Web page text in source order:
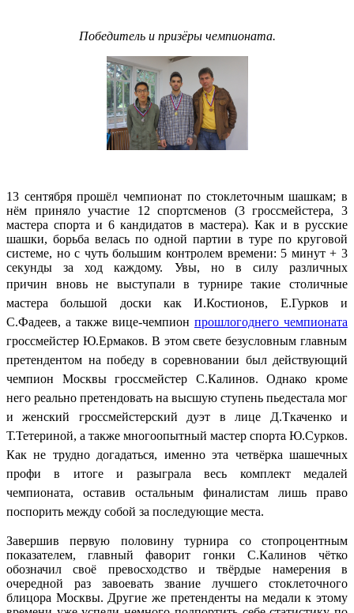
Победитель и призёры чемпионата.
13 сентября прошёл чемпионат по стоклеточным шашкам; в
нём приняло участие 12 спортсменов (3 гроссмейстера, 3
мастера спорта и 6 кандидатов в мастера). Как и в русские
шашки, борьба велась по одной партии в туре по круговой
системе, но с чуть большим контролем времени: 5 минут + 3
секунды за ход каждому. Увы, но в силу различных
причин вновь
не выступали в турнире такие столичные
мастера большой доски как И.Костионов, Е.Гурков и
С.Фадеев, а также вице-чемпион прошлогоднего чемпионата
гроссмейстер Ю.Ермаков. В этом свете безусловным главным
претендентом на победу в соревновании был действующий
чемпион Москвы гроссмейстер С.Калинов. Однако кроме
него реально претендовать на высшую ступень пьедестала мог
и женский гроссмейстерский дуэт в лице Д.Ткаченко и
Т.Тетериной, а также многоопытный мастер спорта Ю.Сурков.
Как не трудно догадаться, именно эта четвёрка шашечных
профи в итоге и разыграла весь комплект медалей
чемпионата, оставив остальным финалистам лишь право
поспорить между собой за последующие места.
Завершив первую половину турнира со стопроцентным
показателем, главный фаворит гонки С.Калинов чётко
обозначил своё превосходство и твёрдые намерения в
очередной раз завоевать звание лучшего стоклеточного
блицора Москвы. Другие же претенденты на медали к этому